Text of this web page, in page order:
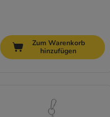
Zum Warenkorb
hinzufügen